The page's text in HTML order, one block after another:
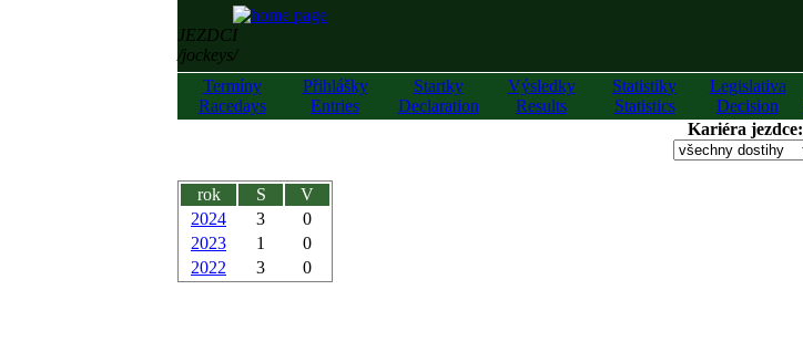
JEZDCI
/jockeys/
Termíny
Racedays
Přihlášky
Entries
Startky
Declaration
Výsledky
Results
Statistiky
Statistics
Legislativa
Decision
Kariéra jezdce:
rok S
V
2024
3
0
2023
1
0
2022
3 0